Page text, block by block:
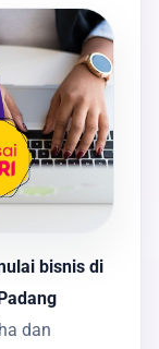
bisnis di
dan